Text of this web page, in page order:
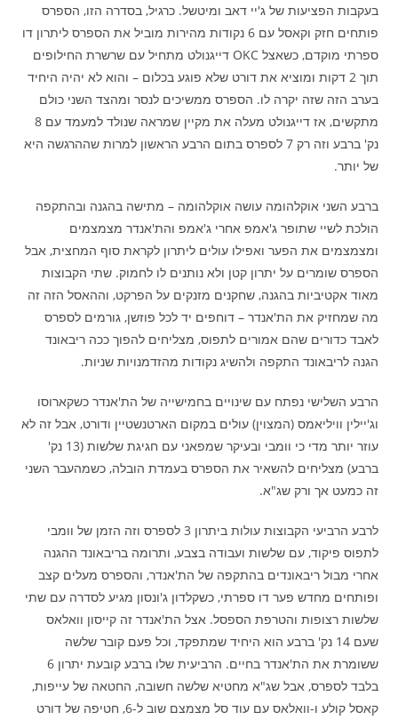
בעקבות הפציעות של ג'יי דאב ומיטשל. כרגיל, בסדרה הזו, הספרס
פותחים חזק וקאסל עם 6 נקודות מהירות מוביל את הספרס ליתרון דו
ספרתי מוקדם, כשאצל OKC דייגנולט מתחיל עם שרשרת החילופים
תוך 2 דקות ומוציא את דורט שלא פוגע בכלום – והוא לא יהיה היחיד
בערב הזה שזה יקרה לו. הספרס ממשיכים לנסר ומהצד השני כולם
מתקשים, אז דייגנולט מעלה את מקיין שמראה שנולד למעמד עם 8
נק' ברבע וזה רק 7 לספרס בתום הרבע הראשון למרות שההרגשה היא
של יותר.
ברבע השני אוקלהומה עושה אוקלהומה – מתישה בהגנה ובהתקפה
הולכת לשיי שתופר ג'אמפ אחרי ג'אמפ והת'אנדר מצמצמים
ומצמצמים את הפער ואפילו עולים ליתרון לקראת סוף המחצית, אבל
הספרס שומרים על יתרון קטן ולא נותנים לו לחמוק. שתי הקבוצות
מאוד אקטיביות בהגנה, שחקנים מזנקים על הפרקט, וההאסל הזה זה
מה שמחזיק את הת'אנדר – דוחפים יד לכל פוזשן, גורמים לספרס
לאבד כדורים שהם אמורים לתפוס, מצליחים להפוך ככה ריבאונד
הגנה לריבאונד התקפה ולהשיג נקודות מהזדמנויות שניות.
הרבע השלישי נפתח עם שינויים בחמישייה של הת'אנדר כשקארוסו
וג'יילין וויליאמס (המצוין) עולים במקום הארטנשטיין ודורט, אבל זה לא
עוזר יותר מדי כי וומבי ובעיקר שמפאני עם חגיגת שלשות (13 נק'
ברבע) מצליחים להשאיר את הספרס בעמדת הובלה, כשמהעבר השני
זה כמעט אך ורק שג"א.
לרבע הרביעי הקבוצות עולות ביתרון 3 לספרס וזה הזמן של וומבי
לתפוס פיקוד, עם שלשות ועבודה בצבע, ותרומה בריבאונד ההגנה
אחרי מבול ריבאונדים בהתקפה של הת'אנדר, והספרס מעלים קצב
ופותחים מחדש פער דו ספרתי, כשקלדון ג'ונסון מגיע לסדרה עם שתי
שלשות רצופות והטרפת הספסל. אצל הת'אנדר זה קייסון וואלאס
שעם 14 נק' ברבע הוא היחיד שמתפקד, וכל פעם קובר שלשה
ששומרת את הת'אנדר בחיים. הרביעית שלו ברבע קובעת יתרון 6
בלבד לספרס, אבל שג"א מחטיא שלשה חשובה, החטאה של עייפות,
קאסל קולע ו-וואלאס עם עוד סל מצמצם שוב ל-6, חטיפה של דורט